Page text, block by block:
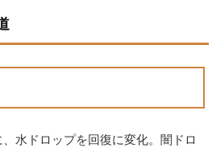
水ドロップを回復に変化。闇ドロ